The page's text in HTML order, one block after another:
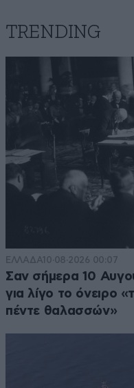
TRENDING
ΕΛΛΑΔΑ10·08·2026 00:07
Σαν σήμερα 10
για λίγο το όνειρο
πέντε θαλασσών»